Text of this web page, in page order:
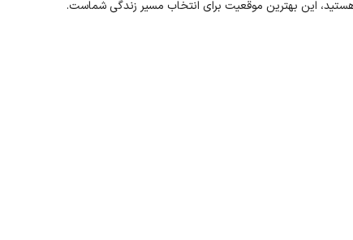
این بهترین موقعیت برای انتخاب مسیر زندگی شماست.